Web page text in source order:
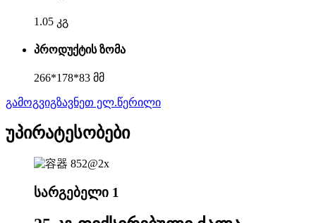
1.05 კგ
პროდუქტის ზომა
266*178*83 მმ
გამოგვიგზავნეთ ელ.წერილი
უპირატესობები
სარგებელი 1